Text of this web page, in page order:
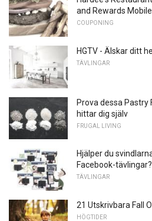
and Rewards
COUPONING
HGTV - Älskar ditt
TÄVLINGAR
Prova dessa Pastry
hittar dig själv
FRUGAL LIVING
Hjälper du
Facebook-tävlingar?
TÄVLINGAR
21 Utskrivbara Fall
HÖGTIDER